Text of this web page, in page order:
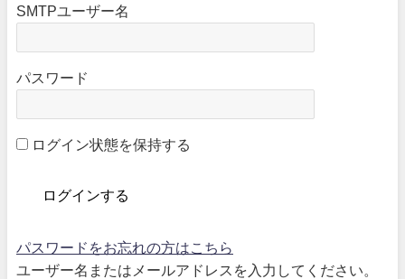
SMTPユーザー名
パスワード
ログイン状態を保持する
パスワードをお忘れの方はこちら
ユーザー名またはメールアドレスを入力してください。